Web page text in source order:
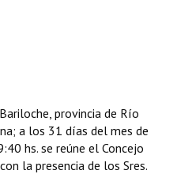
provincia de Río
a los 31 días del mes de
hs. se reúne el Concejo
la presencia de los Sres.